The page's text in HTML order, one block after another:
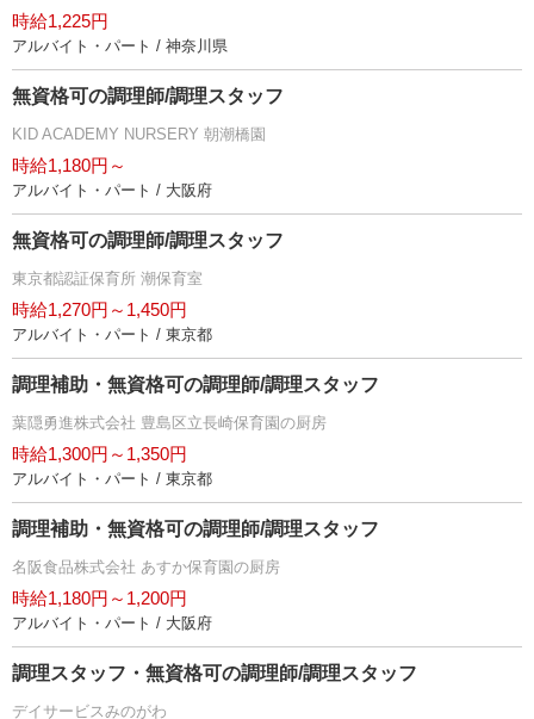
時給1,225円
アルバイト・パート / 神奈川県
無資格可の調理師/調理スタッフ
KID ACADEMY NURSERY 朝潮橋園
時給1,180円～
アルバイト・パート / 大阪府
無資格可の調理師/調理スタッフ
東京都認証保育所 潮保育室
時給1,270円～1,450円
アルバイト・パート / 東京都
調理補助・無資格可の調理師/調理スタッフ
葉隠勇進株式会社 豊島区立長崎保育園の厨房
時給1,300円～1,350円
アルバイト・パート / 東京都
調理補助・無資格可の調理師/調理スタッフ
名阪食品株式会社 あすか保育園の厨房
時給1,180円～1,200円
アルバイト・パート / 大阪府
調理スタッフ・無資格可の調理師/調理スタッフ
デイサービスみのがわ